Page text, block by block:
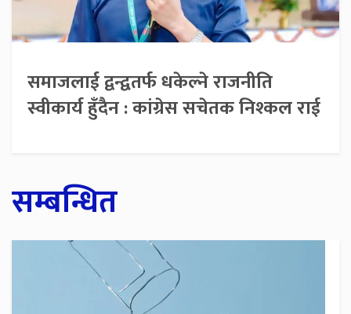
समाजलाई द्वन्द्वतर्फ धकेल्ने राजनीति
स्वीकार्य हुँदैन : कांग्रेस सचेतक निश्कल राई
सम्बन्धित